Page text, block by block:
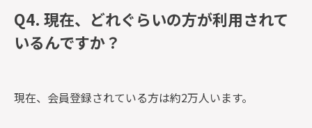
Q4. 現在、 どれぐらいの方が利用されて
いるんですか？
現在、会員登録されている方は約2万人います。